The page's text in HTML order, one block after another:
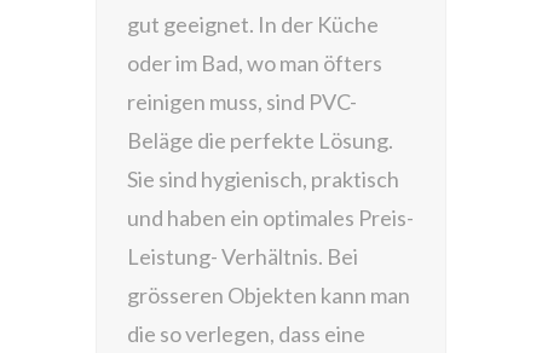
gut geeignet. In der Küche
oder im Bad, wo man öfters
reinigen muss, sind PVC-
Beläge die perfekte Lösung.
Sie sind hygienisch, praktisch
und haben ein optimales Preis-
Leistung- Verhältnis. Bei
grösseren Objekten kann man
die so verlegen, dass eine